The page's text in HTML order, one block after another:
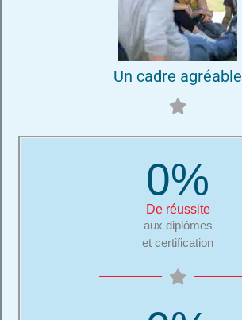
Un cadre agréable
De réussite
0%
aux diplômes
et certification